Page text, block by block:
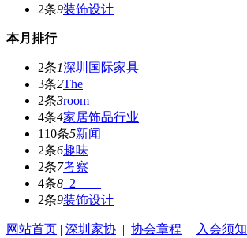
2条9装饰设计
本月排行
2条1深圳国际家具
3条2The
2条3room
4条4家居饰品行业
110条5新闻
2条6趣味
2条7考察
4条8 _2____
2条9装饰设计
网站首页 | 深圳家协 | 协会章程 | 入会须知